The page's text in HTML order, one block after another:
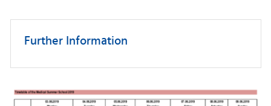
Further Information